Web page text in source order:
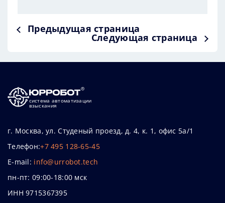
Предыдущая страница
Следующая страница
система автоматизации
взыскания
г. Москва, ул. Студеный проезд, д. 4, к. 1, офис 5а/1
Телефон:+7 495 128-65-45
E-mail: info@urrobot.tech
пн-пт: 09:00-18:00 мск
ИНН 9715367395